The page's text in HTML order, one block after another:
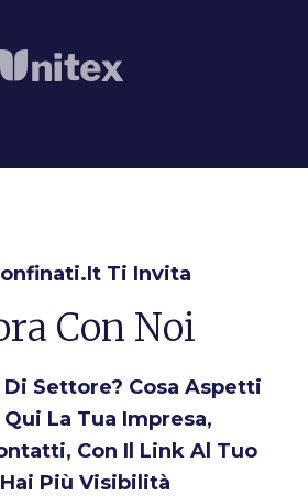
Ti Invita
Con Noi
Settore? Cosa Aspetti
La Tua Impresa,
Con Il Link Al Tuo
Più Visibilità